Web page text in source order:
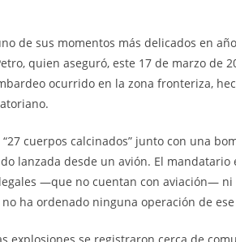
de sus momentos más delicados en
quien aseguró, este 17 de marzo de
ocurrido en la zona fronteriza,
cuerpos calcinados” junto con una
lanzada desde un avión. El mandatario
—que no cuentan con aviación— ni
ha ordenado ninguna operación de
explosiones se registraron cerca de